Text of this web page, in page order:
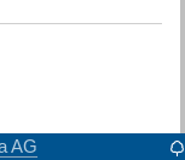
AG